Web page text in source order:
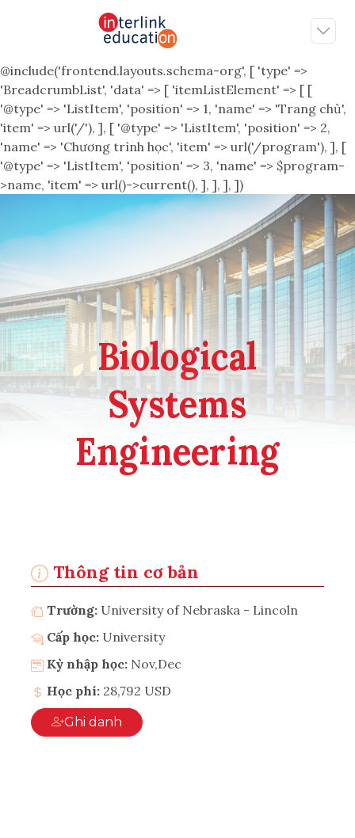
@include('frontend.layouts.schema-org', [ 'type' =>
'BreadcrumbList', 'data' => [ 'itemListElement' => [ [
'@type' => 'ListItem', 'position' => 1, 'name' => 'Trang chủ',
'item' => url('/'), ], [ '@type' => 'ListItem', 'position' => 2,
'name' => 'Chương trình học', 'item' => url('/program'), ], [
'@type' => 'ListItem', 'position' => 3, 'name' => $program-
>name, 'item' => url()->current(), ], ], ], ])
Biological
Systems
Engineering
Thông tin cơ bản
Trường: University of Nebraska - Lincoln
Cấp học: University
Kỳ nhập học: Nov,Dec
Học phí: 28,792 USD
Ghi danh